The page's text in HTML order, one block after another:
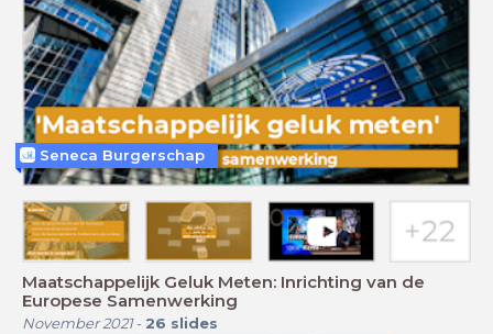
Maatschappelijk Geluk Meten: Inrichting van de
Europese Samenwerking
November 2021- 26 slides
Seneca Burgerschap